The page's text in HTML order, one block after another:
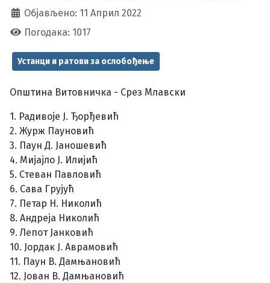
Објављено: 11 Април 2022
Погодака: 1017
Устанци и ратови за ослобођење
Општина Витовничка - Срез Млавски
1. Радивоје Ј. Ђорђевић
2. Журж Пауновић
3. Паун Д. Јаношевић
4. Мијајло Ј. Илијић
5. Стеван Павловић
6. Сава Грујућ
7. Петар Н. Николић
8. Андреја Николић
9. Лепот Јанковић
10. Јордак Ј. Аврамовић
11. Паун В. Дамњановић
12. Јован В. Дамњановић